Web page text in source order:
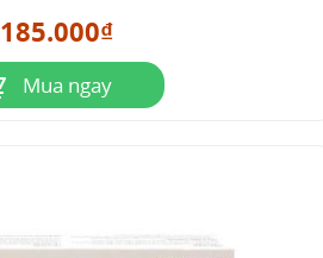
185.000₫
Mua ngay